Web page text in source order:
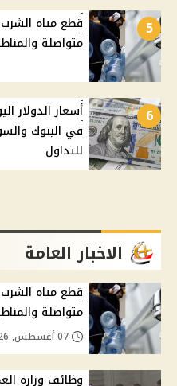
5
متواصلة
6
في البنوك
للتداول
الاخبار العامة
متواصلة
وظائف وزارة